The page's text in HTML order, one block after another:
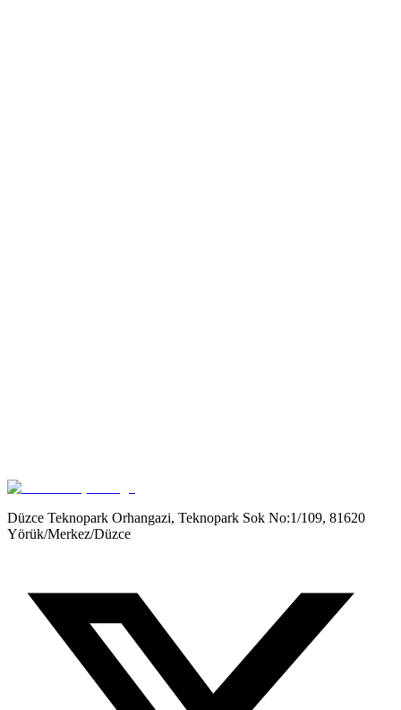
Google Play
Düzce Teknopark Orhangazi, Teknopark Sok No:1/109, 81620
Yörük/Merkez/Düzce